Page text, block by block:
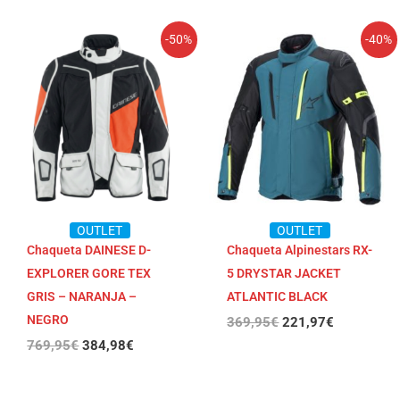
-50%
OUTLET
Chaqueta DAINESE D-
EXPLORER GORE TEX
GRIS – NARANJA –
NEGRO
769,95€
El
precio
original
era:
769,95€.
384,98€
precio
actual
es:
384,98€.
-40%
OUTLET
Chaqueta Alpinestars RX-
5 DRYSTAR JACKET
ATLANTIC BLACK
369,95€
El
precio
original
era:
369,95€.
221,97€
precio
actual
221,97€.